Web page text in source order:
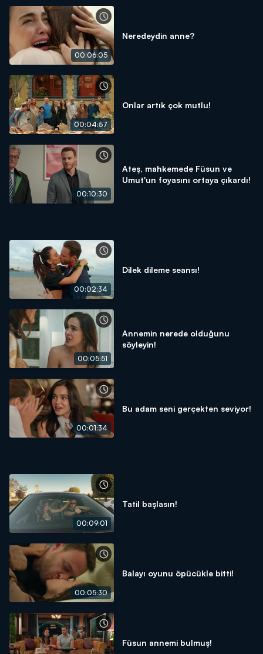
00:06:05
Neredeydin anne?
00:04:57
Onlar artık çok mutlu!
00:10:30
Ateş, mahkemede Füsun ve
Umut'un foyasını ortaya çıkardı!
00:02:34
Dilek dileme seansı!
00:05:51
Annemin nerede olduğunu
söyleyin!
00:01:34
Bu adam seni gerçekten seviyor!
00:09:01
Tatil başlasın!
00:05:30
Balayı oyunu öpücükle bitti!
Füsun annemi bulmuş!